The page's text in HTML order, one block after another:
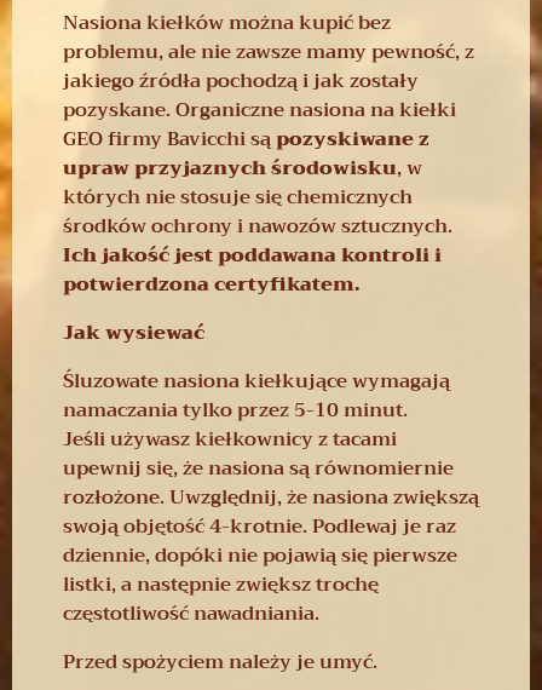
Nasiona kiełków można kupić bez
problemu, ale nie zawsze mamy pewność, z
jakiego źródła pochodzą i jak zostały
pozyskane. Organiczne nasiona na kiełki
GEO firmy Bavicchi sąpozyskiwane z
upraw przyjaznych środowisku, w
których nie stosuje się chemicznych
środków ochrony i nawozów sztucznych.
Ich jakość jest poddawana kontroli i
potwierdzona certyfikatem.
Jak wysiewać
Śluzowate nasiona kiełkujące wymagają
namaczania tylko przez 5-10 minut.
Jeśli używasz kiełkownicy z tacami
upewnij się, że nasiona są równomiernie
rozłożone. Uwzględnij, że nasiona zwiększą
swoją objętość 4-krotnie. Podlewaj je raz
dziennie, dopóki nie pojawią się pierwsze
listki, a następnie zwiększ trochę
częstotliwość nawadniania.
Przed spożyciem należy je umyć.